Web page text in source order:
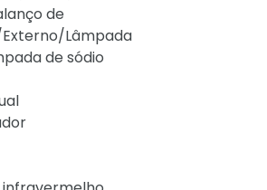
de
Lâmpada
de sódio